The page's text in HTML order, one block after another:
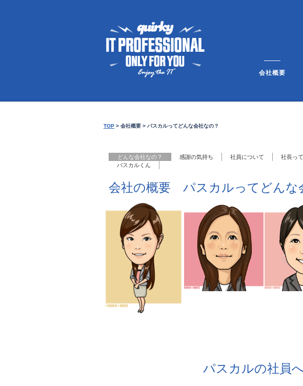
会社概要
TOP > 会社概要 > パスカルってどんな会社なの？
どんな会社なの？ 感謝の気持ち 社員について 社長っ
パスカルくん
会社の概要 パスカルってどんな
パスカルの社員